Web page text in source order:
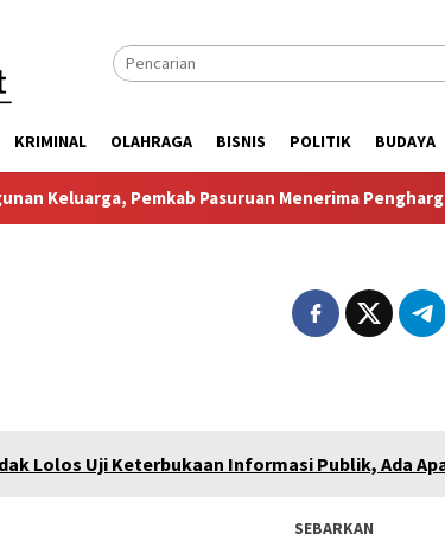
KRIMINAL OLAHRAGA BISNIS POLITIK BUDAYA
Pasuruan Menerima Penghargaan Dari
Lolos Uji Keterbukaan Informasi Publik, Ada
SEBARKAN